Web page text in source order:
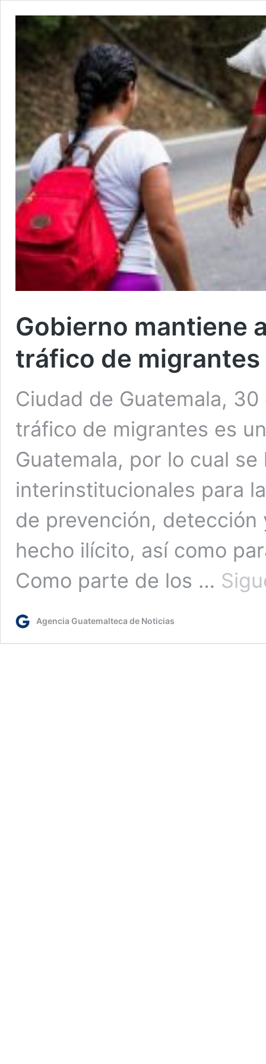
Gobierno mantiene
tráfico de migrantes
Ciudad de Guatemala,
tráfico de migrantes es
Guatemala, por lo cual
interinstitucionales para
de prevención,
hecho ilícito, así como
Como parte de los …
Agencia Guatemalteca de Noticias